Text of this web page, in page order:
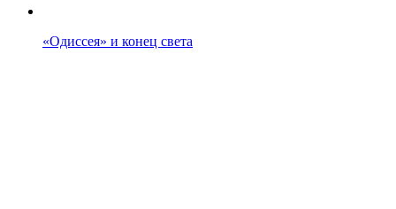
«Одиссея» и конец света